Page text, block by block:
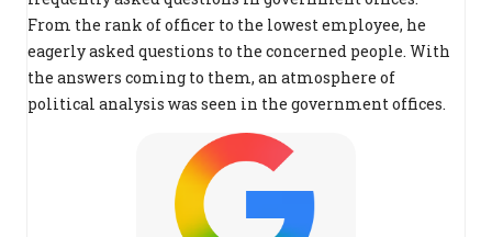
From the rank of officer to the lowest employee, he
eagerly asked questions to the concerned people. With
the answers coming to them, an atmosphere of
political analysis was seen in the government offices.